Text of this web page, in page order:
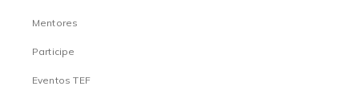
Mentores
Participe
Eventos TEF